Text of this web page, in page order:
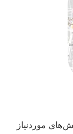
موردنیاز